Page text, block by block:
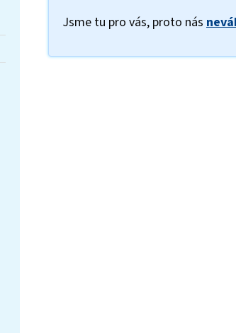
Jsme tu pro vás, proto nás